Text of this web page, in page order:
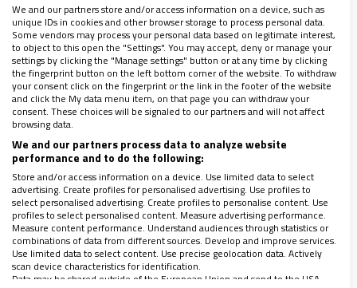
La crisis de los abusos debe ser el centro del
proceso sinodal del Papa
15/11/2022|MASSIMO FAGGIOLI, HANS ZOLLNER, SJ
En vista de los acontecimientos tipo crisis en la sociedad y en
el mundo, sería un signo necesario si la Iglesia católica hiciera
frente conscientemente a la confrontación agotadora y
desilusionante con su pasado y su presente. Hacer esto sería
un ejemplo de cómo, con sus fracasos y su potencial, un
desarrollo realista y efectivo de lo que fue en un principio la
Cristiandad puede tener lugar: la vuelta generosa a aquellos
que más necesitan la curación y salvación de Dios.
We and our partners store and/or access information on a device, such as
unique IDs in cookies and other browser storage to process personal data.
Some vendors may process your personal data based on legitimate interest,
to object to this open the "Settings". You may accept, deny or manage your
settings by clicking the "Manage settings" button or at any time by clicking
the fingerprint button on the left bottom corner of the website. To withdraw
your consent click on the fingerprint or the link in the footer of the website
and click the My data menu item, on that page you can withdraw your
consent. These choices will be signaled to our partners and will not affect
browsing data.
We and our partners process data to analyze website
performance and to do the following:
Store and/or access information on a device. Use limited data to select
advertising. Create profiles for personalised advertising. Use profiles to
select personalised advertising. Create profiles to personalise content. Use
profiles to select personalised content. Measure advertising performance.
Measure content performance. Understand audiences through statistics or
combinations of data from different sources. Develop and improve services.
Use limited data to select content. Use precise geolocation data. Actively
scan device characteristics for identification.
Data may be shared outside of the European Union and send to the USA.